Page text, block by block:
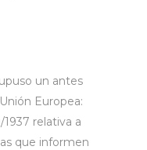
un antes
Europea:
relativa a
que informen